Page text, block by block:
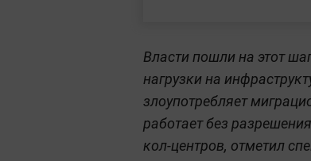
Власти пошли на этот
нагрузки на
злоупотребляет
работает без
кол-центров, отметил